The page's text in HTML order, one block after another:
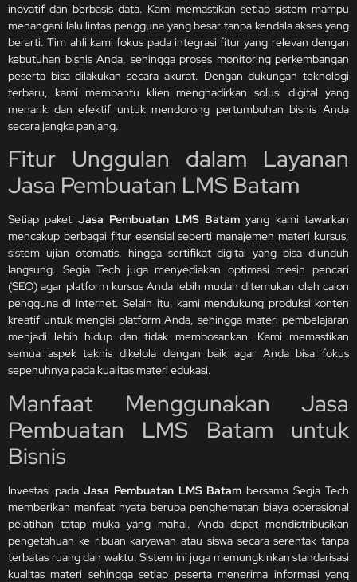
inovatif dan berbasis data. Kami memastikan setiap sistem mampu
menangani lalu lintas pengguna yang besar tanpa kendala akses yang
berarti. Tim ahli kami fokus pada integrasi fitur yang relevan dengan
kebutuhan bisnis Anda, sehingga proses monitoring perkembangan
peserta bisa dilakukan secara akurat. Dengan dukungan teknologi
terbaru, kami membantu klien menghadirkan solusi digital yang
menarik dan efektif untuk mendorong pertumbuhan bisnis Anda
secara jangka panjang.
Fitur Unggulan dalam Layanan
Jasa Pembuatan LMS Batam
Setiap paket Jasa Pembuatan LMS Batamyang kami tawarkan
mencakup berbagai fitur esensial seperti manajemen materi kursus,
sistem ujian otomatis, hingga sertifikat digital yang bisa diunduh
langsung. Segia Tech juga menyediakan optimasi mesin pencari
(SEO) agar platform kursus Anda lebih mudah ditemukan oleh calon
pengguna di internet. Selain itu, kami mendukung produksi konten
kreatif untuk mengisi platform Anda, sehingga materi pembelajaran
menjadi lebih hidup dan tidak membosankan. Kami memastikan
semua aspek teknis dikelola dengan baik agar Anda bisa fokus
sepenuhnya pada kualitas materi edukasi.
Manfaat Menggunakan Jasa
Pembuatan LMS Batam untuk
Bisnis
Investasi pada Jasa Pembuatan LMS Batam bersama Segia Tech
memberikan manfaat nyata berupa penghematan biaya operasional
pelatihan tatap muka yang mahal. Anda dapat mendistribusikan
pengetahuan ke ribuan karyawan atau siswa secara serentak tanpa
terbatas ruang dan waktu. Sistem ini juga memungkinkan standarisasi
kualitas materi sehingga setiap peserta menerima informasi yang